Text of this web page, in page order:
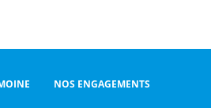
NOS ENGAGEMENTS